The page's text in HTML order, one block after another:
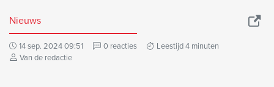
Nieuws
14 sep. 2024 09:51 0 reacties
Leestijd 4 minuten
Van de redactie